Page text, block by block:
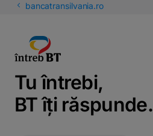
latineștibancatransilvania.ro
Tu întrebi,
BT îți răspunde.